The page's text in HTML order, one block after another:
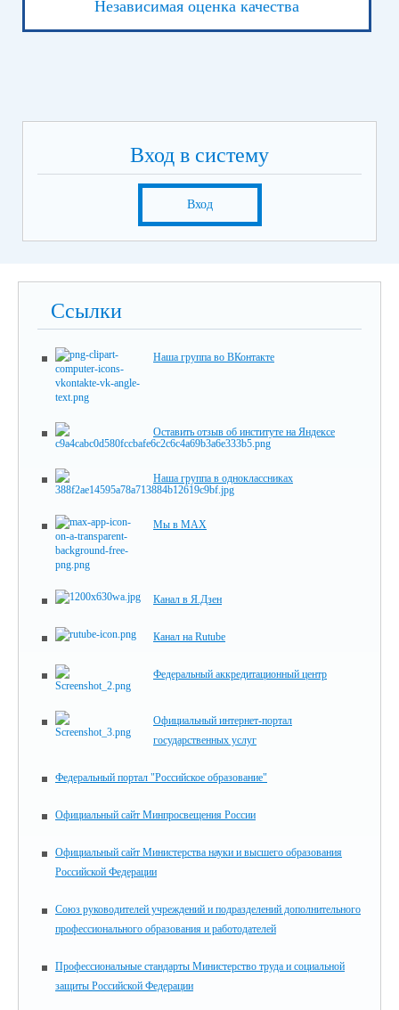
Независимая оценка качества
Вход в систему
Вход
Ссылки
Наша группа во ВКонтакте
Оставить отзыв об институте на Яндексе
Наша группа в одноклассниках
Мы в MAX
Канал в Я.Дзен
Канал на Rutube
Федеральный аккредитационный центр
Официальный интернет-портал
государственных услуг
Федеральный портал "Российское образование"
Официальный сайт Минпросвещения России
Официальный сайт Министерства науки и высшего образования
Российской Федерации
Союз руководителей учреждений и подразделений дополнительного
профессионального образования и работодателей
Профессиональные стандарты Министерство труда и социальной
защиты Российской Федерации